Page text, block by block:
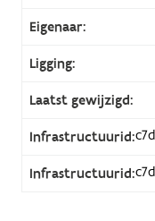
Eigenaar:
Ligging:
Laatst gewijzigd:
Infrastructuurid:
Infrastructuurid: